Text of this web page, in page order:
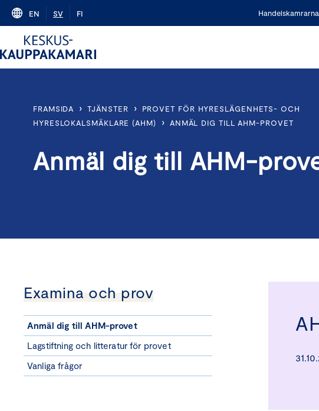
Skip
content
EN SV FI Handelskamrarna
FRAMSIDA › TJÄNSTER ›
PROVET FÖR HYRESLÄGENHETS- OCH
HYRESLOKALSMÄKLARE (AHM)
› ANMÄL DIG TILL AHM-PROVET
Anmäl dig till AHM-
Examina och prov
Anmäl dig till AHM-provet
Lagstiftning och litteratur för provet
Vanliga frågor